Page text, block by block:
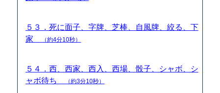
５３．死に面子、字牌、芝棒、自風牌、絞る、下
家
（約4分10秒）
５４．西、西家、西入、西場、骰子、シャボ、シ
ャボ待ち
（約3分10秒）